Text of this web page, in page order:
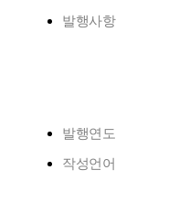
발행사항
발행연도
작성언어